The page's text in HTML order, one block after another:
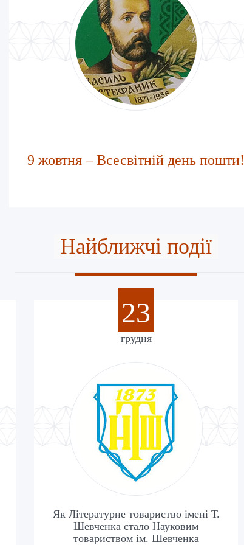
9 жовтня – Всесвітній день пошти!
Найближчі події
23
грудня
Як Літературне товариство імені Т.
Шевченка стало Науковим
товариством ім. Шевченка